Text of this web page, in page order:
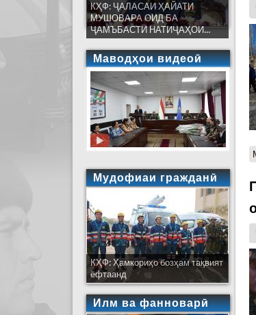
КҲФ: ҶАЛАСАИ ҲАЙАТИ
МУШОВАРА ОИД БА
ҶАМЪБАСТИ НАТИҶАҲОИ...
Маводҳои видеоӣ
Мудофиаи гражданӣ
КҲФ: Ҳамкориҳо бозҳам тақвият
ёфтаанд
Илм ва фанноварӣ